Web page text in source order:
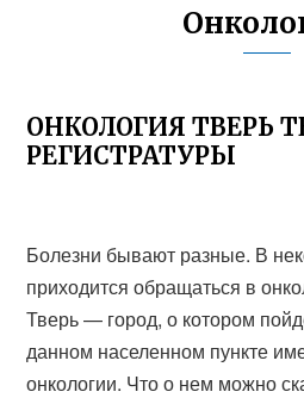
ОНКОЛОГИЯ ТВЕРЬ
РЕГИСТРАТУРЫ
Болезни бывают разные. В
приходится обращаться в
Тверь — город, о котором
данном населенном пункте
онкологии. Что о нем можно